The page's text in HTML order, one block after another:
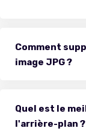
Comment
image JPG ?
Quel est le
l'arrière-plan ?